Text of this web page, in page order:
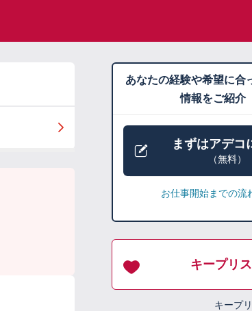
あなたの経験や希望に合
情報をご紹介
まずはアデコ
（無料）
お仕事開始までの流
キープリ
キープ